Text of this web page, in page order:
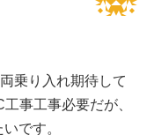
乗り入れ期待して
事工事必要だが、
です。